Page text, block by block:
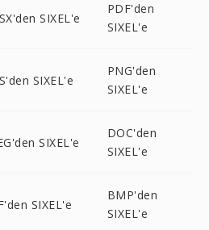
SIXEL'e
PDF'den
SIXEL'e
SIXEL'e
PNG'den
SIXEL'e
SIXEL'e
DOC'den
SIXEL'e
SIXEL'e
BMP'den
SIXEL'e